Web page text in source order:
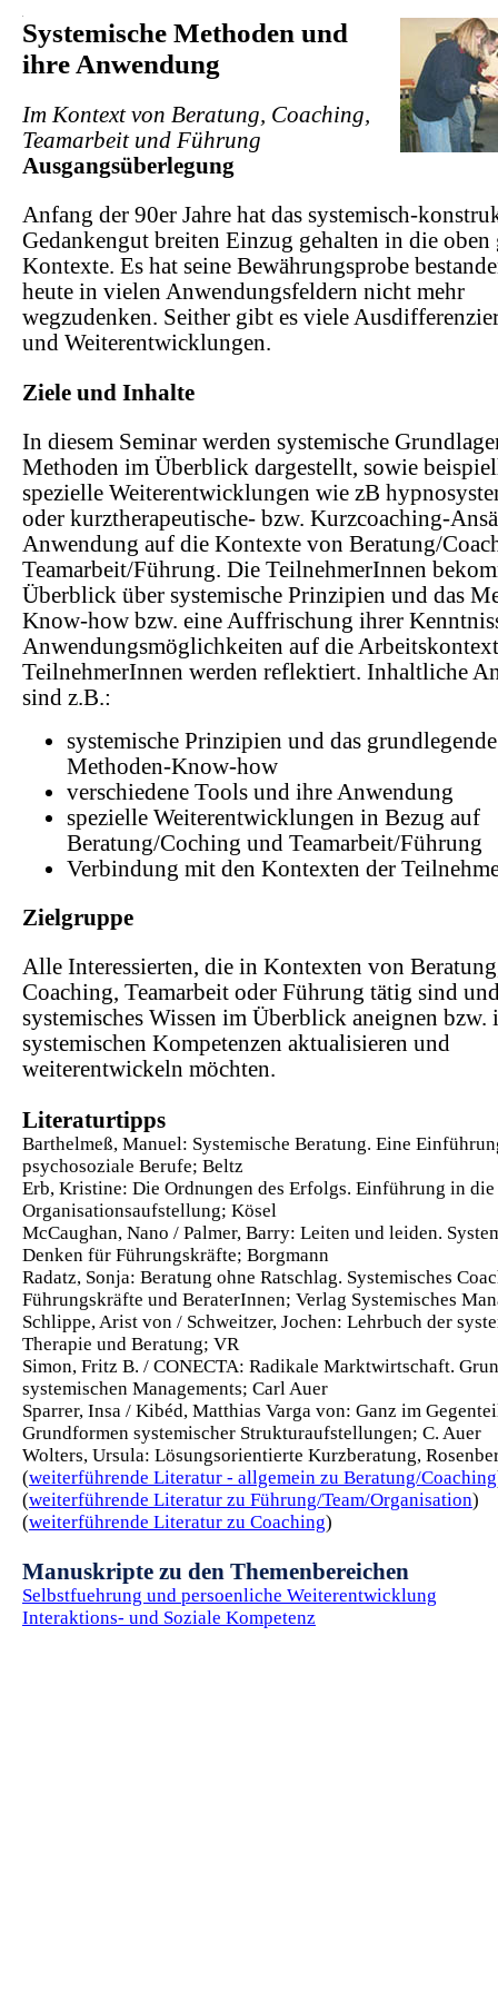
Systemische Methoden und
ihre Anwendung
Im Kontext von Beratung, Coaching,
Teamarbeit und Führung
Ausgangsüberlegung
Anfang der 90er Jahre hat das systemisch-
Gedankengut breiten Einzug gehalten in die oben
Kontexte. Es hat seine Bewährungsprobe
heute in vielen Anwendungsfeldern nicht mehr
wegzudenken. Seither gibt es viele
und Weiterentwicklungen.
Ziele und Inhalte
In diesem Seminar werden systemische
Methoden im Überblick dargestellt, sowie
spezielle Weiterentwicklungen wie zB
oder kurztherapeutische- bzw. Kurzcoaching-
Anwendung auf die Kontexte von Beratung/
Teamarbeit/Führung. Die TeilnehmerInnen
Überblick über systemische Prinzipien und das
Know-how bzw. eine Auffrischung ihrer
Anwendungsmöglichkeiten auf die
TeilnehmerInnen werden reflektiert. Inhaltliche
sind z.B.:
systemische Prinzipien und das grundlegende
Methoden-Know-how
verschiedene Tools und ihre Anwendung
spezielle Weiterentwicklungen in Bezug auf
Beratung/Coching und Teamarbeit/Führung
Verbindung mit den Kontexten der
Zielgruppe
Alle Interessierten, die in Kontexten von
Coaching, Teamarbeit oder Führung tätig sind
systemisches Wissen im Überblick aneignen bzw.
systemischen Kompetenzen aktualisieren und
weiterentwickeln möchten.
Literaturtipps
Barthelmeß, Manuel: Systemische Beratung. Eine
psychosoziale Berufe; Beltz
Erb, Kristine: Die Ordnungen des Erfolgs. Einführung in die
Organisationsaufstellung; Kösel
McCaughan, Nano / Palmer, Barry: Leiten und leiden.
Denken für Führungskräfte; Borgmann
Radatz, Sonja: Beratung ohne Ratschlag. Systemisches
Führungskräfte und BeraterInnen; Verlag Systemisches
Schlippe, Arist von / Schweitzer, Jochen: Lehrbuch der
Therapie und Beratung; VR
Simon, Fritz B. / CONECTA: Radikale Marktwirtschaft.
systemischen Managements; Carl Auer
Sparrer, Insa / Kibéd, Matthias Varga von: Ganz im
Grundformen systemischer Strukturaufstellungen; C. Auer
Wolters, Ursula: Lösungsorientierte Kurzberatung,
(weiterführende Literatur - allgemein zu Beratung/Coaching
(weiterführende Literatur zu Führung/Team/Organisation)
(weiterführende Literatur zu Coaching)
Manuskripte zu den Themenbereichen
Selbstfuehrung und persoenliche Weiterentwicklung
Interaktions- und Soziale Kompetenz